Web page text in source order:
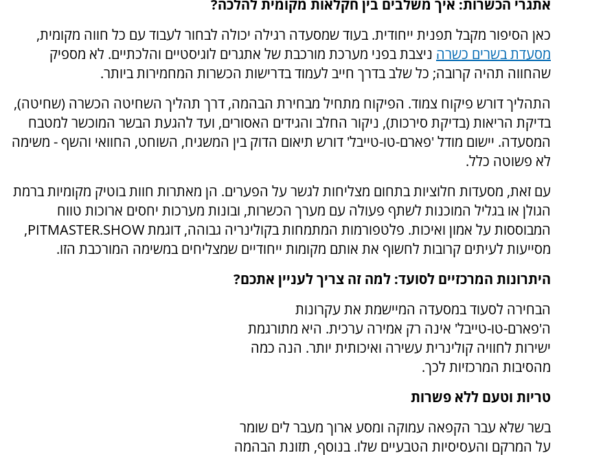
אתגרי הכשרות: איך משלבים בין חקלאות מקומית להלכה?
כאן הסיפור מקבל תפנית ייחודית. בעוד שמסעדה רגילה יכולה לבחור לעבוד עם כל חווה מקומית,
מסעדת בשרים כשרה ניצבת בפני מערכת מורכבת של אתגרים לוגיסטיים והלכתיים. לא מספיק
שהחווה תהיה קרובה; כל שלב בדרך חייב לעמוד בדרישות הכשרות המחמירות ביותר.
התהליך דורש פיקוח צמוד. הפיקוח מתחיל מבחירת הבהמה, דרך תהליך השחיטה הכשרה (שחיטה),
בדיקת הריאות (בדיקת סירכות), ניקור החלב והגידים האסורים, ועד להגעת הבשר המוכשר למטבח
המסעדה. יישום מודל 'פארם-טו-טייבל' דורש תיאום הדוק בין המשגיח, השוחט, החוואי והשף - משימה
לא פשוטה כלל.
עם זאת, מסעדות חלוציות בתחום מצליחות לגשר על הפערים. הן מאתרות חוות בוטיק מקומיות ברמת
הגולן או בגליל המוכנות לשתף פעולה עם מערך הכשרות, ובונות מערכות יחסים ארוכות טווח
המבוססות על אמון ואיכות. פלטפורמות המתמחות בקולינריה גבוהה, דוגמת PITMASTER.SHOW,
מסייעות לעיתים קרובות לחשוף את אותם מקומות ייחודיים שמצליחים במשימה המורכבת הזו.
היתרונות המרכזיים לסועד: למה זה צריך לעניין אתכם?
הבחירה לסעוד במסעדה המיישמת את עקרונות
ה'פארם-טו-טייבל' אינה רק אמירה ערכית. היא מתורגמת
ישירות לחוויה קולינרית עשירה ואיכותית יותר. הנה כמה
מהסיבות המרכזיות לכך.
טריות וטעם ללא פשרות
בשר שלא עבר הקפאה עמוקה ומסע ארוך מעבר לים שומר
על המרקם והעסיסיות הטבעיים שלו. בנוסף, תזונת הבהמה